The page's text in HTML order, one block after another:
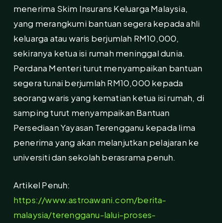
menerima Skim Insurans Keluarga Malaysia,
yang merangkumi bantuan segera kepada ahli
keluarga atau waris berjumlah RM10,000,
sekiranya ketua isi rumah meninggal dunia.
Perdana Menteri turut menyampaikan bantuan
segera tunai berjumlah RM10,000 kepada
seorang waris yang kematian ketua isi rumah, di
samping turut menyampaikan Bantuan
Persediaan Yayasan Terengganu kepada lima
penerima yang akan melanjutkan pelajaran ke
universiti dan sekolah berasrama penuh.
Artikel Penuh:
https://www.astroawani.com/berita-
malaysia/terengganu-lalui-proses-